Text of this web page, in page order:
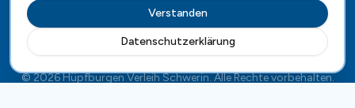
Impressum·Datenschutz·AGB·Widerrufsrecht
©2026Hüpfburgen Verleih Schwerin. Alle Rechte vorbehalten.
Datenschutzerklärung
Verstanden